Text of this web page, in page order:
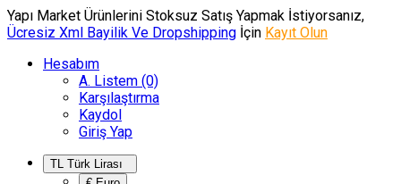
Yapı Market Ürünlerini Stoksuz Satış Yapmak İstiyorsanız,
Ücresiz Xml Bayilik Ve Dropshipping İçin Kayıt Olun
Hesabım
A. Listem (0)
Karşılaştırma
Kaydol
Giriş Yap